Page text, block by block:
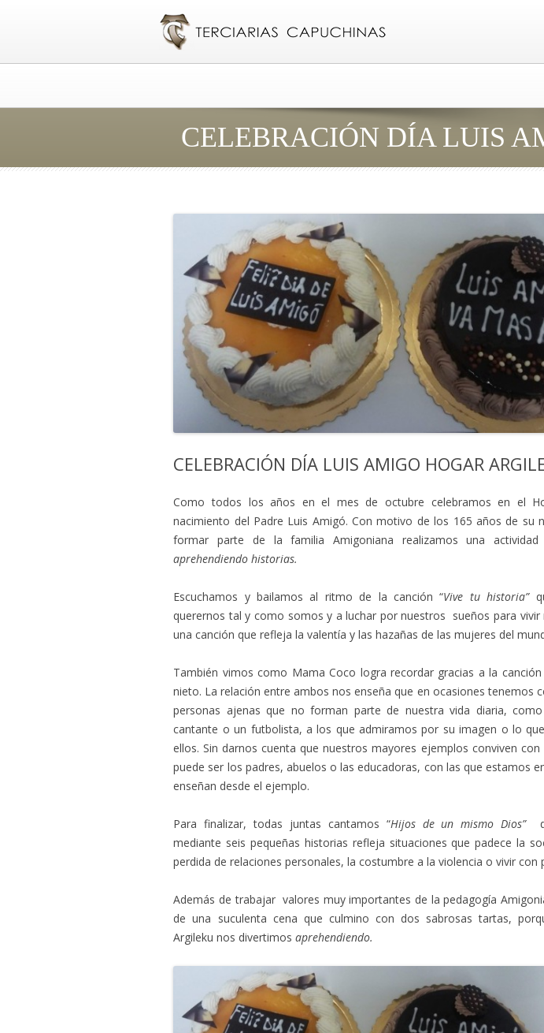
Ir
CELEBRACIÓN DÍA LUIS
CELEBRACIÓN DÍA LUIS AMIGO HOGAR
Como todos los años en el mes de octubre celebramos en el
nacimiento del Padre Luis Amigó. Con motivo de los 165 años de su
formar parte de la familia Amigoniana realizamos una actividad
aprehendiendo historias.
Escuchamos y bailamos al ritmo de la canción “Vive tu historia”
querernos tal y como somos y a luchar por nuestros sueños para vivir
una canción que refleja la valentía y las hazañas de las mujeres del
También vimos como Mama Coco logra recordar gracias a la
nieto. La relación entre ambos nos enseña que en ocasiones tenemos
personas ajenas que no forman parte de nuestra vida diaria,
cantante o un futbolista, a los que admiramos por su imagen o lo
ellos. Sin darnos cuenta que nuestros mayores ejemplos conviven
puede ser los padres, abuelos o las educadoras, con las que estamos
enseñan desde el ejemplo.
Para finalizar, todas juntas cantamos “Hijos de un mismo Dios”
mediante seis pequeñas historias refleja situaciones que padece la
perdida de relaciones personales, la costumbre a la violencia o vivir con
Además de trabajar valores muy importantes de la pedagogía
de una suculenta cena que culmino con dos sabrosas tartas,
Argileku nos divertimosaprehendiendo.